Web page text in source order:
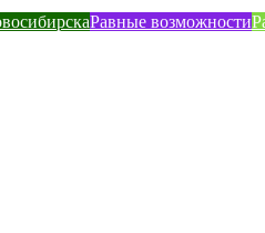
Равные возможности